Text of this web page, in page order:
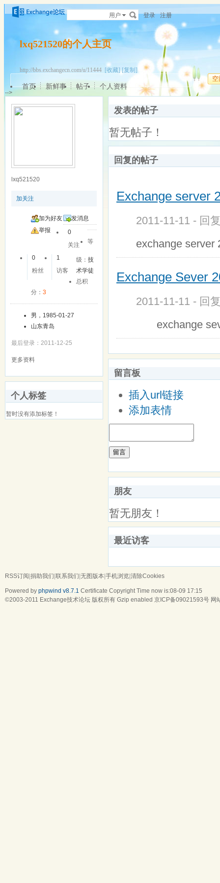
用户 登录 注册
lxq521520的个人主页
http://bbs.exchangecn.com/u/11444 [收藏] [复制]
空
首页 新鲜事 帖子 个人资料
-->
lxq521520
加关注
加为好友
发消息
举报
0
关注
0
粉丝
1
访客
等
级：技
术学徒
总积
分： 3
男，1985-01-27
山东青岛
最后登录：2011-12-25
更多资料
个人标签
暂时没有添加标签！
发表的帖子
暂无帖子！
回复的帖子
Exchange server
2011-11-11 - 回
exchange server
Exchange Sever
2011-11-11 - 回
exchange
留言板
插入url链接
添加表情
留言
朋友
暂无朋友！
最近访客
RSS订阅 捐助我们 联系我们 无图版本 手机浏览 清除Cookies
Powered by phpwind v8.7.1 Certificate Copyright Time now is:08-09 17:15
©2003-2011 Exchange技术论坛 版权所有 Gzip enabled 京ICP备09021593号 网